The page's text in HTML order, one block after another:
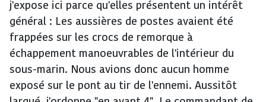
j'expose ici parce qu'elles présentent un intérêt
général : Les aussières de postes avaient été
frappées sur les crocs de remorque à
échappement manoeuvrables de l'intérieur du
sous-marin. Nous avions donc aucun homme
exposé sur le pont au tir de l'ennemi. Aussitôt